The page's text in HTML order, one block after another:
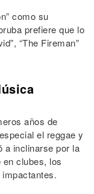
como su
prefiere que lo
“The Fireman”
años de
el reggae y
a inclinarse por la
clubes, los